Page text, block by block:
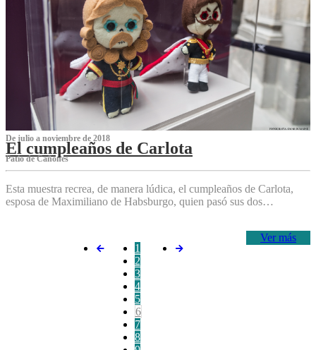
De julio a noviembre de 2018
El cumpleaños de Carlota
Patio de Cañones
Esta muestra recrea, de manera lúdica, el cumpleaños de Carlota,
esposa de Maximiliano de Habsburgo, quien pasó sus dos…
Ver más
1
2
3
4
5
6
7
8